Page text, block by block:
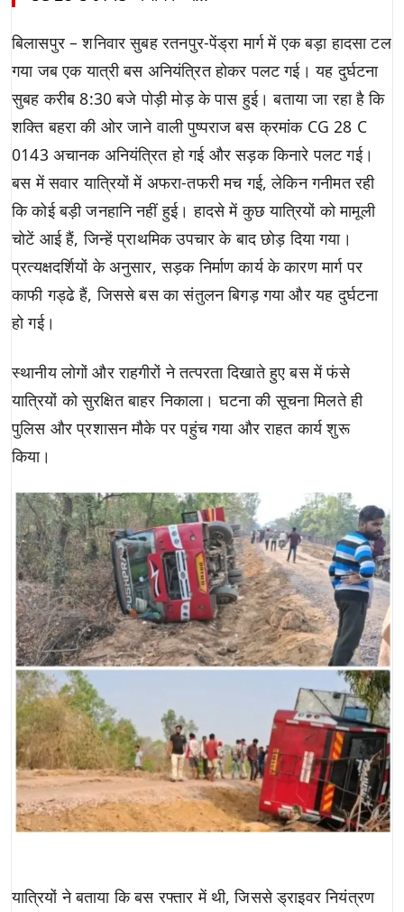
बिलासपुर – शनिवार सुबह रतनपुर-पेंड्रा मार्ग में एक बड़ा हादसा टल
गया जब एक यात्री बस अनियंत्रित होकर पलट गई। यह दुर्घटना
सुबह करीब 8:30 बजे पोड़ी मोड़ के पास हुई। बताया जा रहा है कि
शक्ति बहरा की ओर जाने वाली पुष्पराज बस क्रमांक CG 28 C
0143 अचानक अनियंत्रित हो गई और सड़क किनारे पलट गई।
बस में सवार यात्रियों में अफरा-तफरी मच गई, लेकिन गनीमत रही
कि कोई बड़ी जनहानि नहीं हुई। हादसे में कुछ यात्रियों को मामूली
चोटें आई हैं, जिन्हें प्राथमिक उपचार के बाद छोड़ दिया गया।
प्रत्यक्षदर्शियों के अनुसार, सड़क निर्माण कार्य के कारण मार्ग पर
काफी गड्ढे हैं, जिससे बस का संतुलन बिगड़ गया और यह दुर्घटना
हो गई।
स्थानीय लोगों और राहगीरों ने तत्परता दिखाते हुए बस में फंसे
यात्रियों को सुरक्षित बाहर निकाला। घटना की सूचना मिलते ही
पुलिस और प्रशासन मौके पर पहुंच गया और राहत कार्य शुरू
किया।
यात्रियों ने बताया कि बस रफ्तार में थी, जिससे ड्राइवर नियंत्रण